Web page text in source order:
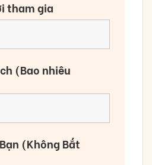
tham gia
(Bao nhiêu
(Không Bắt